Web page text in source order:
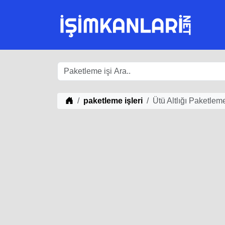
iş Fikirleri
paketleme işleri Ütü Altlığı